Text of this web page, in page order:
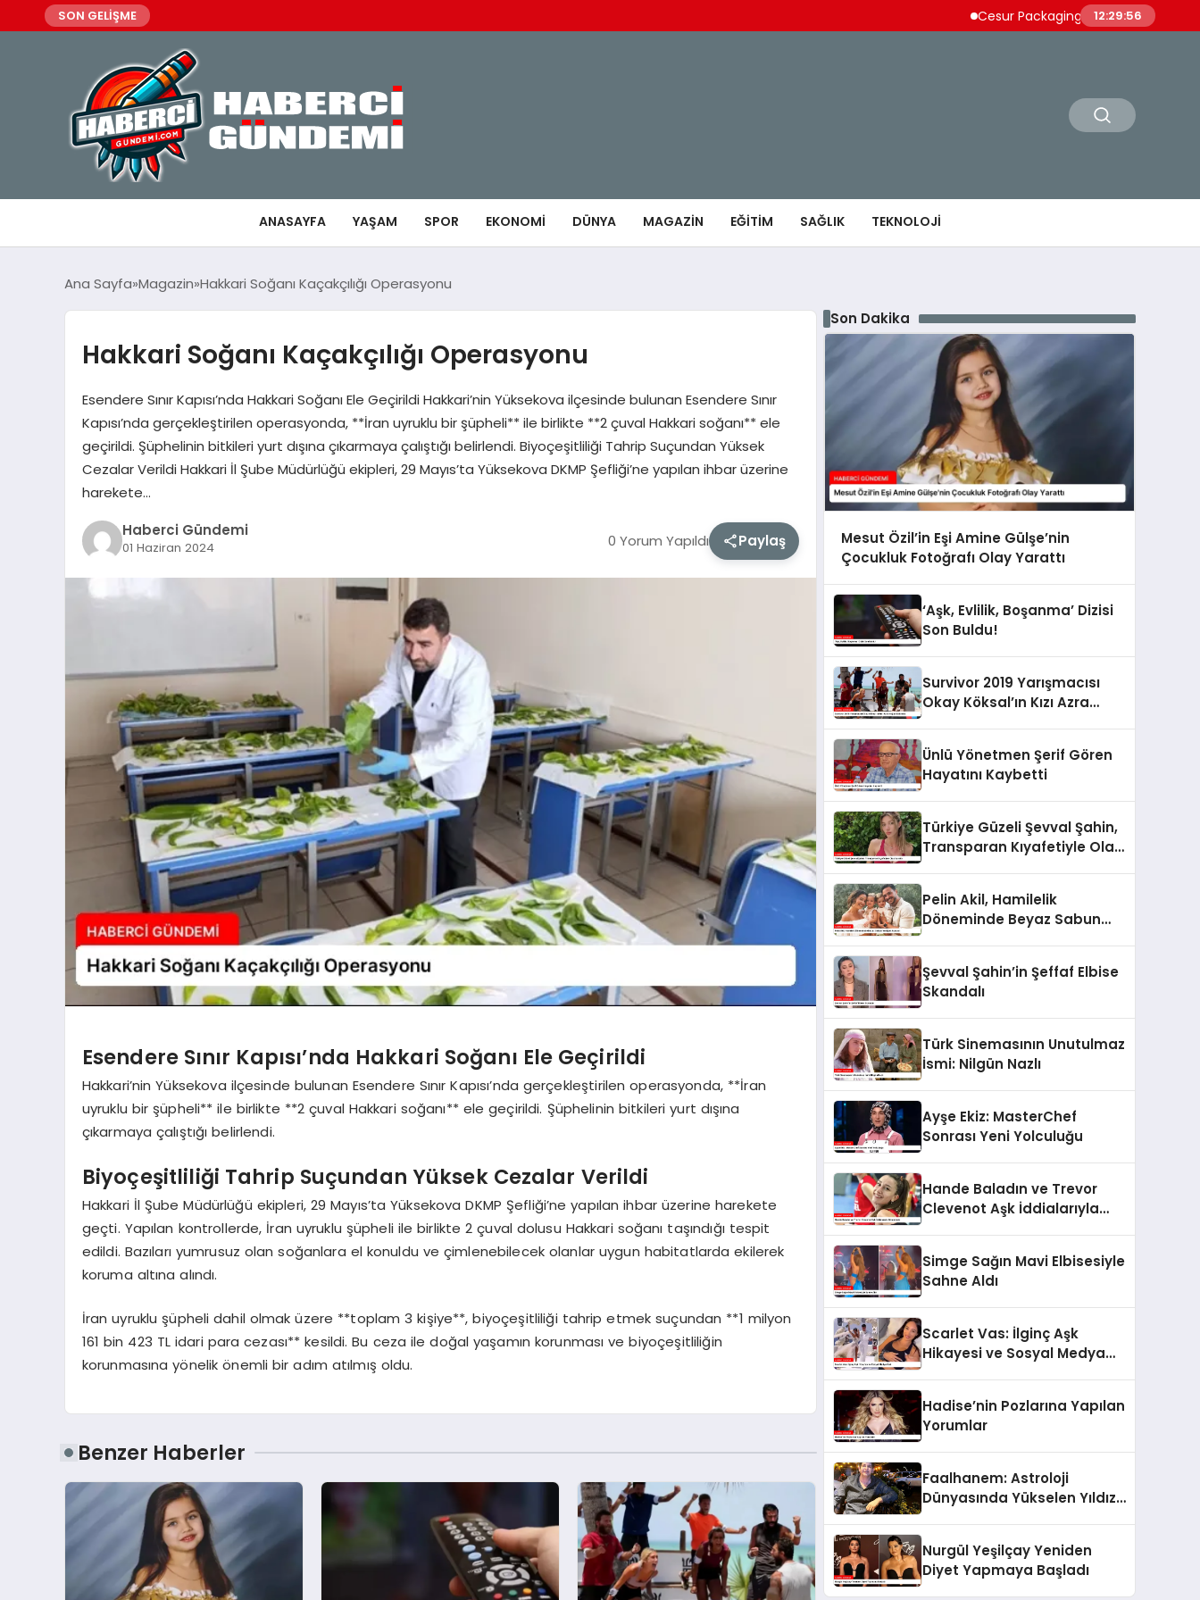
SON GELİŞME Cesur Packaging, Mısır’daki Üretim
12:29:57
ANASAYFA YAŞAM SPOR EKONOMI DÜNYA MAGAZIN EĞITIM SAĞLIK TEKNOLOJI
Ana Sayfa Magazin Hakkari Soğanı Kaçakçılığı Operasyonu
Hakkari Soğanı Kaçakçılığı Operasyonu
Esendere Sınır Kapısı’nda Hakkari Soğanı Ele Geçirildi Hakkari’nin Yüksekova ilçesinde bulunan Esendere Sınır
Kapısı’nda gerçekleştirilen operasyonda, **İran uyruklu bir şüpheli** ile birlikte **2 çuval Hakkari soğanı** ele
geçirildi. Şüphelinin bitkileri yurt dışına çıkarmaya çalıştığı belirlendi. Biyoçeşitliliği Tahrip Suçundan Yüksek
Cezalar Verildi Hakkari İl Şube Müdürlüğü ekipleri, 29 Mayıs’ta Yüksekova DKMP Şefliği’ne yapılan ihbar üzerine
harekete…
Haberci Gündemi
01 Haziran 2024 0 Yorum Yapıldı Paylaş
Esendere Sınır Kapısı’nda Hakkari Soğanı Ele Geçirildi
Hakkari’nin Yüksekova ilçesinde bulunan Esendere Sınır Kapısı’nda gerçekleştirilen operasyonda, **İran
uyruklu bir şüpheli** ile birlikte **2 çuval Hakkari soğanı** ele geçirildi. Şüphelinin bitkileri yurt dışına
çıkarmaya çalıştığı belirlendi.
Biyoçeşitliliği Tahrip Suçundan Yüksek Cezalar Verildi
Hakkari İl Şube Müdürlüğü ekipleri, 29 Mayıs’ta Yüksekova DKMP Şefliği’ne yapılan ihbar üzerine harekete
geçti. Yapılan kontrollerde, İran uyruklu şüpheli ile birlikte 2 çuval dolusu Hakkari soğanı taşındığı tespit
edildi. Bazıları yumrusuz olan soğanlara el konuldu ve çimlenebilecek olanlar uygun habitatlarda ekilerek
koruma altına alındı.
İran uyruklu şüpheli dahil olmak üzere **toplam 3 kişiye**, biyoçeşitliliği tahrip etmek suçundan **1 milyon
161 bin 423 TL idari para cezası** kesildi. Bu ceza ile doğal yaşamın korunması ve biyoçeşitliliğin
korunmasına yönelik önemli bir adım atılmış oldu.
Benzer Haberler
Son Dakika
Mesut Özil’in Eşi Amine Gülşe’nin
Çocukluk Fotoğrafı Olay Yarattı
‘Aşk, Evlilik, Boşanma’ Dizisi
Son Buldu!
Survivor 2019 Yarışmacısı
Okay Köksal’ın Kızı Azra
Ünlü Yönetmen Şerif Gören
Hayatını Kaybetti
Türkiye Güzeli Şevval Şahin,
Transparan Kıyafetiyle Olay
Pelin Akil, Hamilelik
Döneminde Beyaz Sabun
Şevval Şahin’in Şeffaf Elbise
Skandalı
Türk Sinemasının Unutulmaz
İsmi: Nilgün Nazlı
Ayşe Ekiz: MasterChef
Sonrası Yeni Yolculuğu
Hande Baladın ve Trevor
Clevenot Aşk İddialarıyla
Simge Sağın Mavi Elbisesiyle
Sahne Aldı
Scarlet Vas: İlginç Aşk
Hikayesi ve Sosyal Medya
Hadise’nin Pozlarına Yapılan
Yorumlar
Faalhanem: Astroloji
Dünyasında Yükselen Yıldız
Nurgül Yeşilçay Yeniden
Diyet Yapmaya Başladı